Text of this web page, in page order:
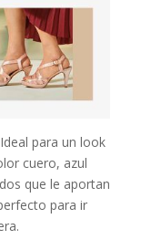
para un look
cuero, azul
que le aportan
para ir